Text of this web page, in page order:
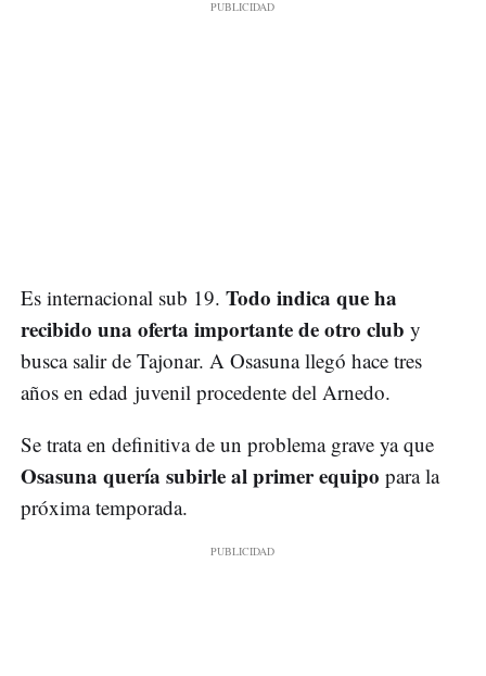
Es internacional sub 19. Todo indica que ha
recibido una oferta importante de otro club y
busca salir de Tajonar. A Osasuna llegó hace tres
años en edad juvenil procedente del Arnedo.
Se trata en definitiva de un problema grave ya que
Osasuna quería subirle al primer equipo para la
próxima temporada.